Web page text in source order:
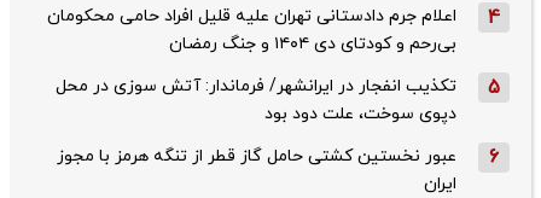
4
اعلام جرم دادستانی تهران علیه قلیل افراد حامی محکومان
بی‌رحم و کودتای دی‌ ۱۴۰۴ و جنگ رمضان
5
تکذیب ‌انفجار در ایرانشهر/ فرماندار: آتش سوزی در محل
دپوی سوخت، علت دود بود
6
عبور نخستین کشتی حامل گاز قطر از تنگه هرمز با مجوز
ایران